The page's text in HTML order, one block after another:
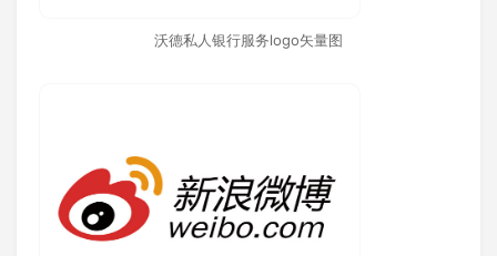
沃德私人银行服务logo矢量图